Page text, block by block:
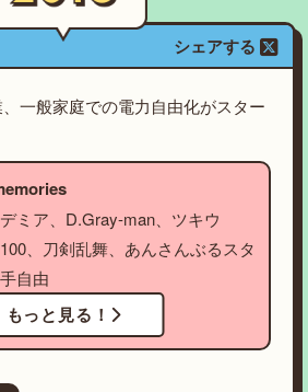
シェアする
一般家庭での電力自由化がスター
ミア、D.Gray-man、ツキウ
、刀剣乱舞、あんさんぶるスタ
自由
もっと見る！